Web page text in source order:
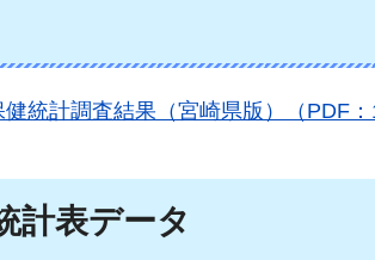
統計調査結果（宮崎県版）（PDF：
計表データ